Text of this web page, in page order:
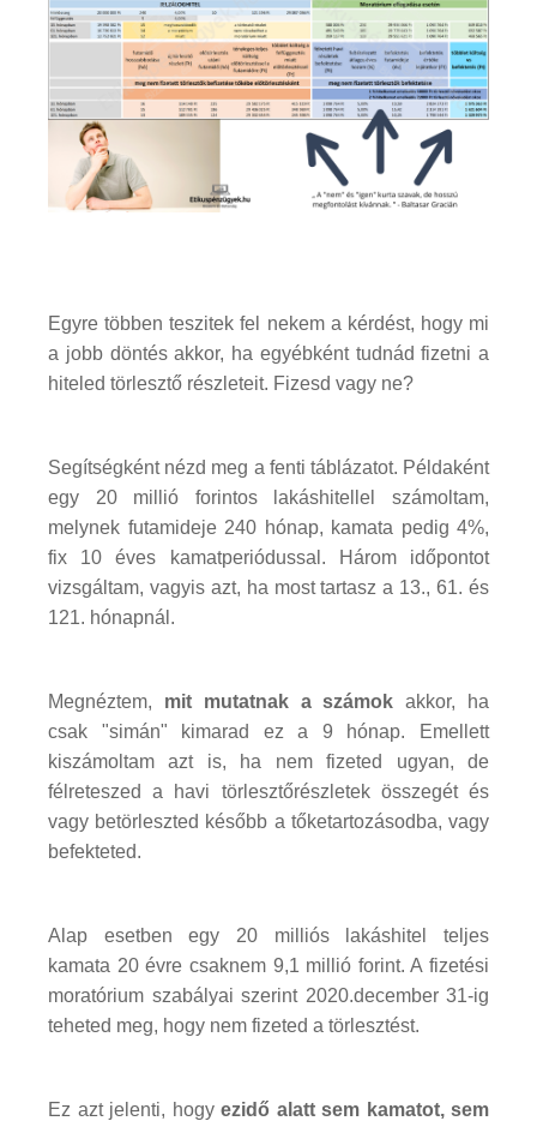
Egyre többen teszitek fel nekem a kérdést, hogy mi
a jobb döntés akkor, ha egyébként tudnád fizetni a
hiteled törlesztő részleteit. Fizesd vagy ne?
Segítségként nézd meg a fenti táblázatot. Példaként
egy 20 millió forintos lakáshitellel számoltam,
melynek futamideje 240 hónap, kamata pedig 4%,
fix 10 éves kamatperiódussal. Három időpontot
vizsgáltam, vagyis azt, ha most tartasz a 13., 61. és
121. hónapnál.
Megnéztem, mit mutatnak a számok akkor, ha
csak "simán" kimarad ez a 9 hónap. Emellett
kiszámoltam azt is, ha nem fizeted ugyan, de
félreteszed a havi törlesztőrészletek összegét és
vagy betörleszted később a tőketartozásodba, vagy
befekteted.
Alap esetben egy 20 milliós lakáshitel teljes
kamata 20 évre csaknem 9,1 millió forint. A fizetési
moratórium szabályai szerint 2020.december 31-ig
teheted meg, hogy nem fizeted a törlesztést.
Ez azt jelenti, hogy ezidő alatt sem kamatot, sem